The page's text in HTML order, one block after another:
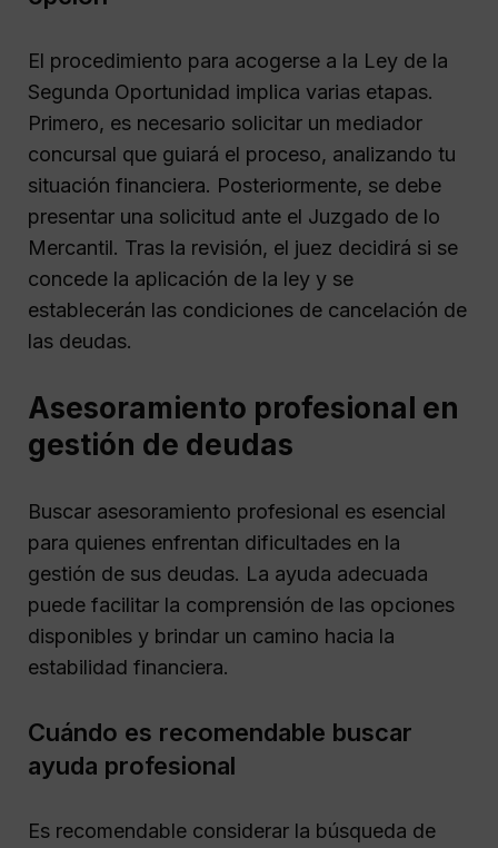
El procedimiento para acogerse a la Ley de la
Segunda Oportunidad implica varias etapas.
Primero, es necesario solicitar un mediador
concursal que guiará el proceso, analizando tu
situación financiera. Posteriormente, se debe
presentar una solicitud ante el Juzgado de lo
Mercantil. Tras la revisión, el juez decidirá si se
concede la aplicación de la ley y se
establecerán las condiciones de cancelación de
las deudas.
Asesoramiento profesional en
gestión de deudas
Buscar asesoramiento profesional es esencial
para quienes enfrentan dificultades en la
gestión de sus deudas. La ayuda adecuada
puede facilitar la comprensión de las opciones
disponibles y brindar un camino hacia la
estabilidad financiera.
Cuándo es recomendable buscar
ayuda profesional
Es recomendable considerar la búsqueda de